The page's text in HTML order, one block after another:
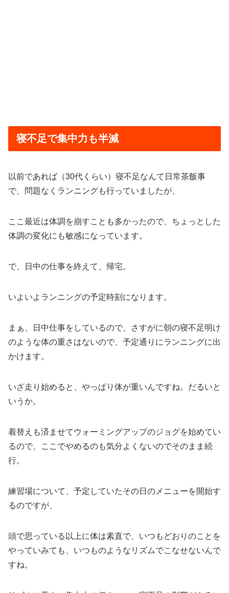
寝不足で集中力も半減
以前であれば（30代くらい）寝不足なんて日常茶飯事
で、問題なくランニングも行っていましたが、
ここ最近は体調を崩すことも多かったので、ちょっとした
体調の変化にも敏感になっています。
で、日中の仕事を終えて、帰宅。
いよいよランニングの予定時刻になります。
まぁ、日中仕事をしているので、さすがに朝の寝不足明け
のような体の重さはないので、予定通りにランニングに出
かけます。
いざ走り始めると、やっぱり体が重いんですね。だるいと
いうか。
着替えも済ませてウォーミングアップのジョグを始めてい
るので、ここでやめるのも気分よくないのでそのまま続
行。
練習場について、予定していたその日のメニューを開始す
るのですが、
頭で思っている以上に体は素直で、いつもどおりのことを
やっていみても、いつものようなリズムでこなせないんで
すね。